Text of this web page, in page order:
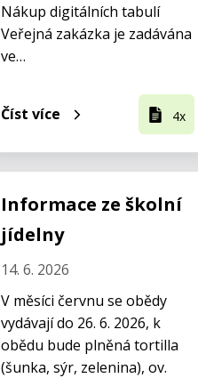
Nákup digitálních tabulí
Veřejná zakázka je zadávána
ve…
Číst více 4x
Informace ze školní
jídelny
14. 6. 2026
V měsíci červnu se obědy
vydávají do 26. 6. 2026, k
obědu bude plněná tortilla
(šunka, sýr, zelenina), ov.